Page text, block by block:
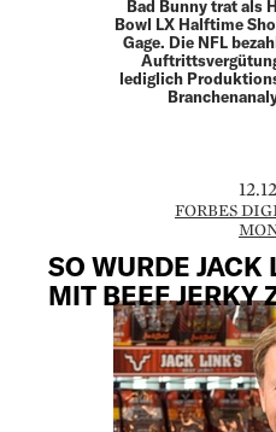
Bad Bunny trat als
Bowl LX Halftime
Gage. Die NFL
lediglich
FORBES
SO WURDE JACK
MIT BEEF JERKY